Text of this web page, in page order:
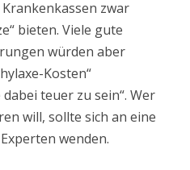
zwar
bieten. Viele gute
würden aber
Kosten“
teuer zu sein“. Wer
will, sollte sich an eine
wenden.